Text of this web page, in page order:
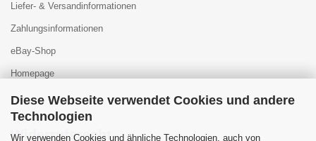
Diese Webseite verwendet Cookies und andere
Technologien
Wir verwenden Cookies und ähnliche Technologien, auch von
Liefer- & Versandinformationen
Zahlungsinformationen
eBay-Shop
Homepage
Widerrufsrecht